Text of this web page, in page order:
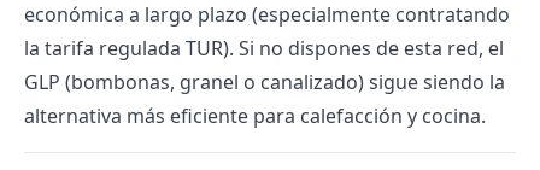
económica a largo plazo (especialmente contratando
la tarifa regulada TUR). Si no dispones de esta red, el
GLP (bombonas, granel o canalizado) sigue siendo la
alternativa más eficiente para calefacción y cocina.